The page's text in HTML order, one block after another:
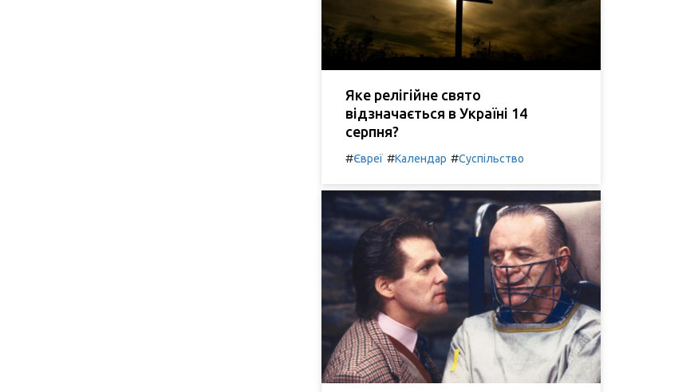
Яке релігійне свято
відзначається в Україні 14
серпня?
#Євреї #Календар #Суспільство